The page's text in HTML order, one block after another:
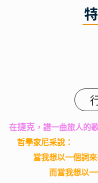
在捷克，譜一曲旅人的
哲學家尼采說：
當我想以一個詞來表
而當我想以一個詞